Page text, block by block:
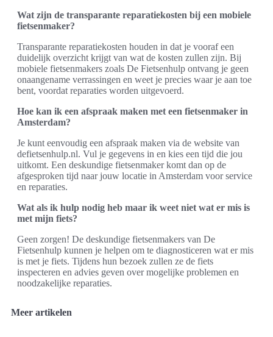
Wat zijn de transparante reparatiekosten bij een mobiele
fietsenmaker?
Transparante reparatiekosten houden in dat je vooraf een
duidelijk overzicht krijgt van wat de kosten zullen zijn. Bij
mobiele fietsenmakers zoals De Fietsenhulp ontvang je geen
onaangename verrassingen en weet je precies waar je aan toe
bent, voordat reparaties worden uitgevoerd.
Hoe kan ik een afspraak maken met een fietsenmaker in
Amsterdam?
Je kunt eenvoudig een afspraak maken via de website van
defietsenhulp.nl. Vul je gegevens in en kies een tijd die jou
uitkomt. Een deskundige fietsenmaker komt dan op de
afgesproken tijd naar jouw locatie in Amsterdam voor service
en reparaties.
Wat als ik hulp nodig heb maar ik weet niet wat er mis is
met mijn fiets?
Geen zorgen! De deskundige fietsenmakers van De
Fietsenhulp kunnen je helpen om te diagnosticeren wat er mis
is met je fiets. Tijdens hun bezoek zullen ze de fiets
inspecteren en advies geven over mogelijke problemen en
noodzakelijke reparaties.
Meer artikelen